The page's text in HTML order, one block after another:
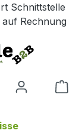
Schnittstelle
Rechnung